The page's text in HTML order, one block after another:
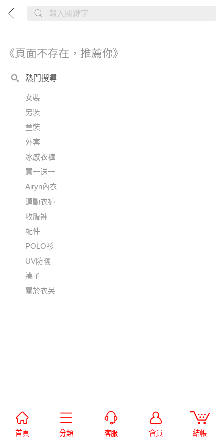
首頁 分類 客服 會員 結帳
《頁面不存在，推薦你》
熱門搜尋
女裝
男裝
童裝
外套
冰感衣褲
買一送一
Airyn內衣
運動衣褲
收腹褲
配件
POLO衫
UV防曬
襪子
關於衣芙